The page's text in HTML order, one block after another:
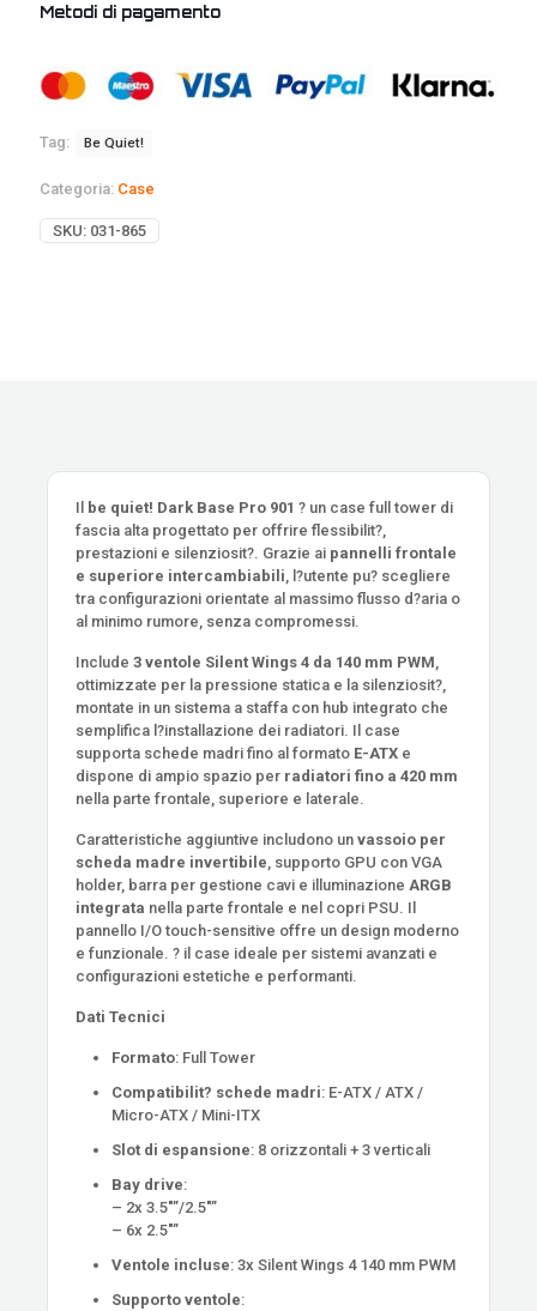
Metodi di pagamento
Tag: Be Quiet!
Categoria: Case
SKU: 031-865
Il be quiet! Dark Base Pro 901 ? un case full tower di
fascia alta progettato per offrire flessibilit?,
prestazioni e silenziosit?. Grazie ai pannelli frontale
e superiore intercambiabili , l?utente pu? scegliere
tra configurazioni orientate al massimo flusso d?aria o
al minimo rumore, senza compromessi.
Include3 ventole Silent Wings 4 da 140 mm PWM
ottimizzate per la pressione statica e la silenziosit?,
montate in un sistema a staffa con hub integrato che
semplifica l?installazione dei radiatori. Il case
supporta schede madri fino al formato E-ATX e
dispone di ampio spazio per radiatori fino a 420 mm
nella parte frontale, superiore e laterale.
Caratteristiche aggiuntive includono unvassoio per
scheda madre invertibile , supporto GPU con VGA
holder, barra per gestione cavi e illuminazione ARGB
integrata nella parte frontale e nel copri PSU. Il
pannello I/O touch-sensitive offre un design moderno
e funzionale. ? il case ideale per sistemi avanzati e
configurazioni estetiche e performanti.
Dati Tecnici
Formato: Full Tower
Compatibilit? schede madri: E-ATX / ATX /
Micro-ATX / Mini-ITX
Slot di espansione: 8 orizzontali + 3 verticali
Bay drive:
– 2x 3.5″”/2.5″”
– 6x 2.5″”
Ventole incluse: 3x Silent Wings 4 140 mm PWM
Supporto ventole: